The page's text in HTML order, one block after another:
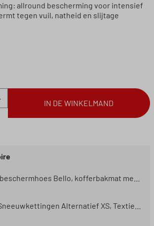
allround bescherming voor intensief
tegen vuil, natheid en slijtage
Voer de gewenste
IN DE WINKELMAND